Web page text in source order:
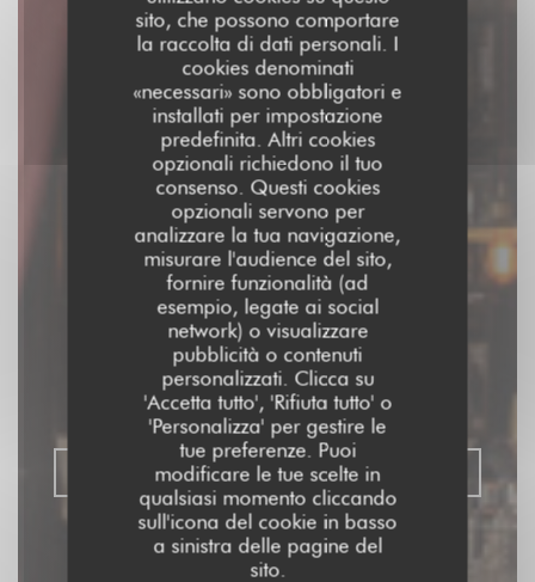
sito, che possono comportare
la raccolta di dati personali. I
cookies denominati
«necessari» sono obbligatori e
installati per impostazione
predefinita. Altri cookies
opzionali richiedono il tuo
consenso. Questi cookies
opzionali servono per
analizzare la tua navigazione,
misurare l'audience del sito,
fornire funzionalità (ad
esempio, legate ai social
network) o visualizzare
pubblicità o contenuti
personalizzati. Clicca su
'Accetta tutto', 'Rifiuta tutto' o
'Personalizza' per gestire le
tue preferenze. Puoi
modificare le tue scelte in
qualsiasi momento cliccando
sull'icona del cookie in basso
a sinistra delle pagine del
sito.
Aux Dés Calés 18 -
Moreau
BAR BRASSERIE RESTAURANT |
PRENOTA